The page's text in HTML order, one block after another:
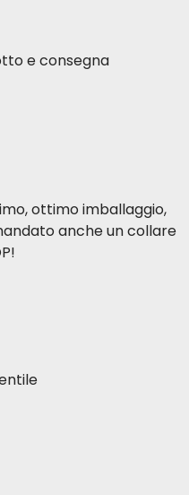
z komosą
Tuńczyk
e consegna
ottimo imballaggio,
anche un collare